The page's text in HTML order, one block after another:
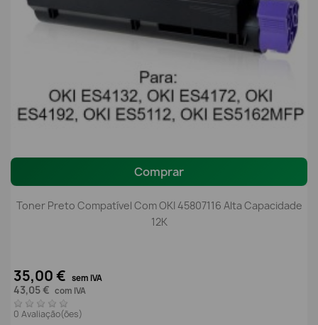
Comprar
Toner Preto Compatível Com OKI 45807116 Alta Capacidade
12K
35,00 € sem IVA
43,05 € com IVA
0 Avaliação(ões)